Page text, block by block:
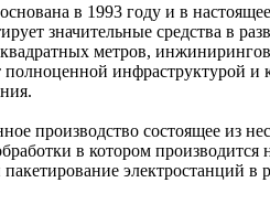
в 1993 году и в
значительные средства в
метров,
полноценной инфраструктурой
производство состоящее из
в котором
пакетирование электростанций